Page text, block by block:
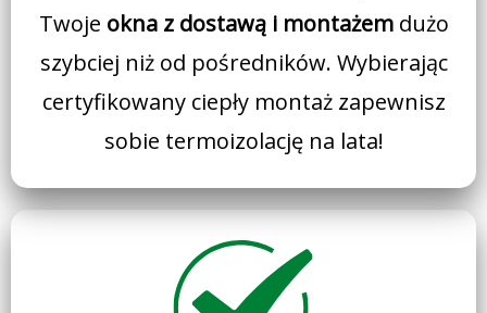
Twoje okna z dostawą i montażemdużo
szybciej niż od pośredników. Wybierając
certyfikowany ciepły montaż zapewnisz
sobie termoizolację na lata!